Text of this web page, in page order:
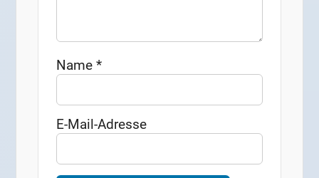
Name*
E-Mail-Adresse